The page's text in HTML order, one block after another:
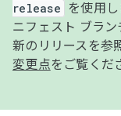
release
を使用し
ニフェスト ブラ
新のリリースを参
変更点をご覧くだ